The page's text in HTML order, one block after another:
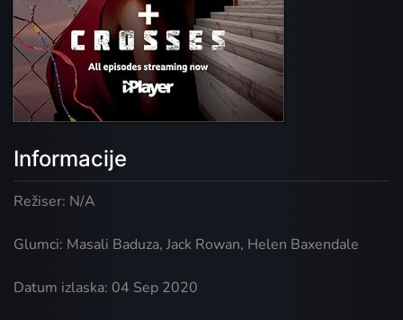
Informacije
Režiser: N/A
Glumci: Masali Baduza, Jack Rowan, Helen Baxendale
Datum izlaska: 04 Sep 2020